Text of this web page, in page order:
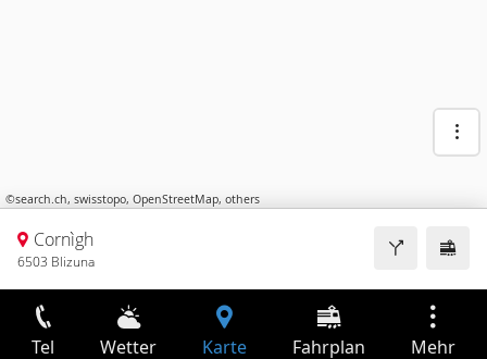
©search.ch, swisstopo, OpenStreetMap, others
Cornìgh
6503 Blizuna
Tel Wetter Karte Fahrplan Mehr